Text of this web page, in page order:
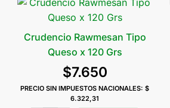
Crudencio Rawmesan Tipo
Queso x 120 Grs
$7.650
PRECIO SIN IMPUESTOS NACIONALES:$
6.322,31